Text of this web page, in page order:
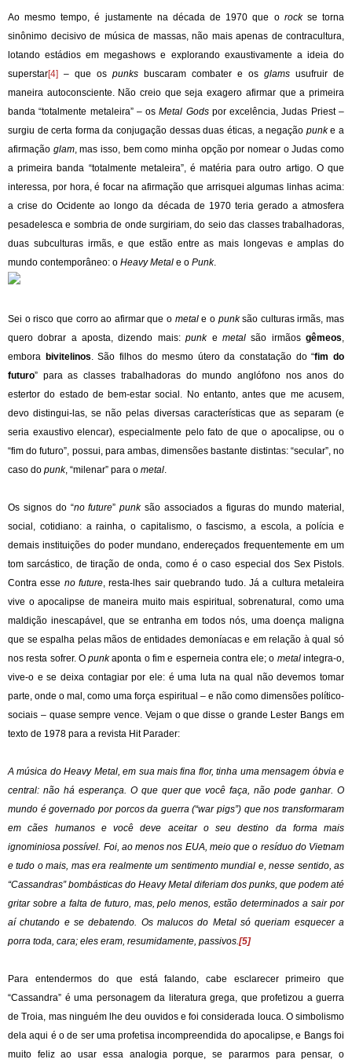
Ao mesmo tempo, é justamente na década de 1970 que o rockse torna
sinônimo decisivo de música de massas, não mais apenas de contracultura,
lotando estádios em megashows e explorando exaustivamente a ideia do
superstar[4] – que os punks buscaram combater e os glams usufruir de
maneira autoconsciente. Não creio que seja exagero afirmar que a primeira
banda “totalmente metaleira” – osMetal Godspor excelência, Judas Priest –
surgiu de certa forma da conjugação dessas duas éticas, a negação punke a
afirmação glam, mas isso, bem como minha opção por nomear o Judas como
a primeira banda “totalmente metaleira”, é matéria para outro artigo. O que
interessa, por hora, é focar na afirmação que arrisquei algumas linhas acima:
a crise do Ocidente ao longo da década de 1970 teria gerado a atmosfera
pesadelesca e sombria de onde surgiriam, do seio das classes trabalhadoras,
duas subculturas irmãs, e que estão entre as mais longevas e amplas do
mundo contemporâneo: o Heavy Metal e o Punk.
Sei o risco que corro ao afirmar que o metale o punksão culturas irmãs, mas
quero dobrar a aposta, dizendo mais:punke metalsão irmãosgêmeos,
embora bivitelinos. São filhos do mesmo útero da constatação do “fim do
futuro” para as classes trabalhadoras do mundo anglófono nos anos do
estertor do estado de bem-estar social. No entanto, antes que me acusem,
devo distingui-las, se não pelas diversas características que as separam (e
seria exaustivo elencar), especialmente pelo fato de que o apocalipse, ou o
“fim do futuro”, possui, para ambas, dimensões bastante distintas: “secular”, no
caso do punk, “milenar” para o metal.
Os signos do “no future”punksão associados a figuras do mundo material,
social, cotidiano: a rainha, o capitalismo, o fascismo, a escola, a polícia e
demais instituições do poder mundano, endereçados frequentemente em um
tom sarcástico, de tiração de onda, como é o caso especial dos Sex Pistols.
Contra esse no future, resta-lhes sair quebrando tudo. Já a cultura metaleira
vive o apocalipse de maneira muito mais espiritual, sobrenatural, como uma
maldição inescapável, que se entranha em todos nós, uma doença maligna
que se espalha pelas mãos de entidades demoníacas e em relação à qual só
nos resta sofrer. Opunkaponta o fim e esperneia contra ele; o metalintegra-o,
vive-o e se deixa contagiar por ele: é uma luta na qual não devemos tomar
parte, onde o mal, como uma força espiritual – e não como dimensões político-
sociais – quase sempre vence. Vejam o que disse o grande Lester Bangs em
texto de 1978 para a revista Hit Parader:
A música do Heavy Metal, em sua mais fina flor, tinha uma mensagem óbvia e
central: não há esperança. O que quer que você faça, não pode ganhar. O
mundo é governado por porcos da guerra (“war pigs”) que nos transformaram
em cães humanos e você deve aceitar o seu destino da forma mais
ignominiosa possível. Foi, ao menos nos EUA, meio que o resíduo do Vietnam
e tudo o mais, mas era realmente um sentimento mundial e, nesse sentido, as
“Cassandras” bombásticas do Heavy Metal diferiam dos punks, que podem até
gritar sobre a falta de futuro, mas, pelo menos, estão determinados a sair por
aí chutando e se debatendo. Os malucos do Metal só queriam esquecer a
porra toda, cara; eles eram, resumidamente, passivos.[5]
Para entendermos do que está falando, cabe esclarecer primeiro que
“Cassandra” é uma personagem da literatura grega, que profetizou a guerra
de Troia, mas ninguém lhe deu ouvidos e foi considerada louca. O simbolismo
dela aqui é o de ser uma profetisa incompreendida do apocalipse, e Bangs foi
muito feliz ao usar essa analogia porque, se pararmos para pensar, o